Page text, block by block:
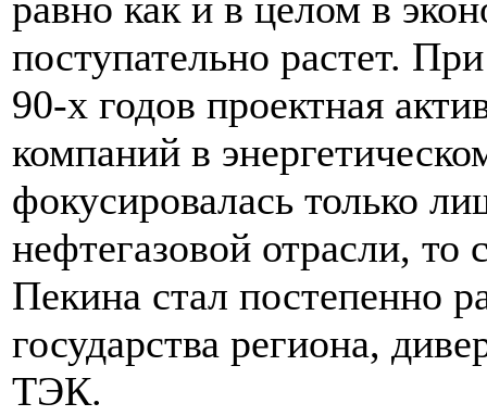
поступательно растет.
90-х годов проектная
компаний в
фокусировалась только
нефтегазовой отрасли,
Пекина стал постепенно
государства региона,
ТЭК.